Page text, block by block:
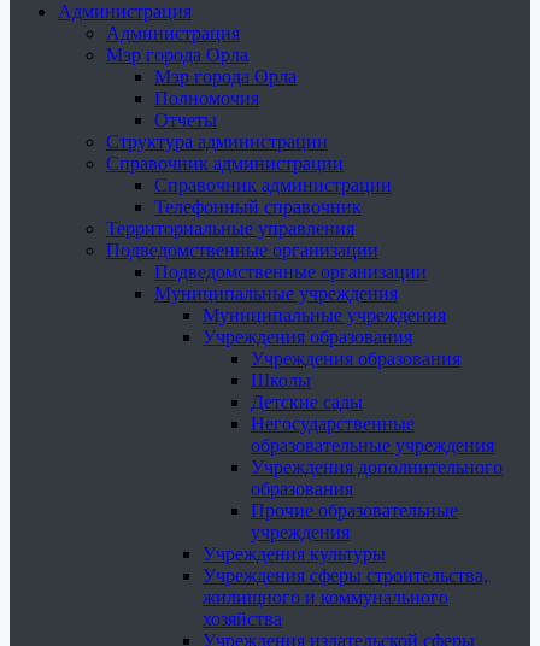
Администрация
Администрация
Мэр города Орла
Мэр города Орла
Полномочия
Отчеты
Структура администрации
Справочник администрации
Справочник администрации
Телефонный справочник
Территориальные управления
Подведомственные организации
Подведомственные организации
Муниципальные учреждения
Муниципальные учреждения
Учреждения образования
Учреждения образования
Школы
Детские сады
Негосударственные
образовательные учреждения
Учреждения дополнительного
образования
Прочие образовательные
учреждения
Учреждения культуры
Учреждения сферы строительства,
жилищного и коммунального
хозяйства
Учреждения издательской сферы